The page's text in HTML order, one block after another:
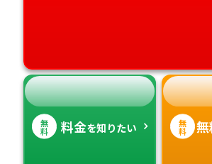
無
料 料金を知りたい 無
料